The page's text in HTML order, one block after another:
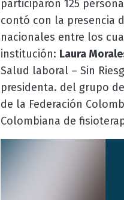
participaron 125
contó con la presencia
nacionales entre los
institución: Laura
Salud laboral – Sin
presidenta. del grupo
de la Federación
Colombiana de